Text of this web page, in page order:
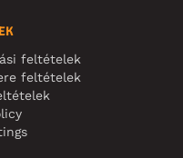
feltételek
feltételek